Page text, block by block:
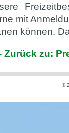
mit
können.
Zurück zu:
©